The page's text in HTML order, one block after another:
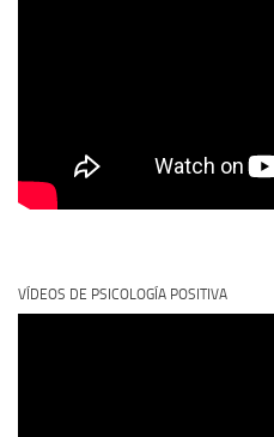
VÍDEOS DE PSICOLOGÍA POSITIVA